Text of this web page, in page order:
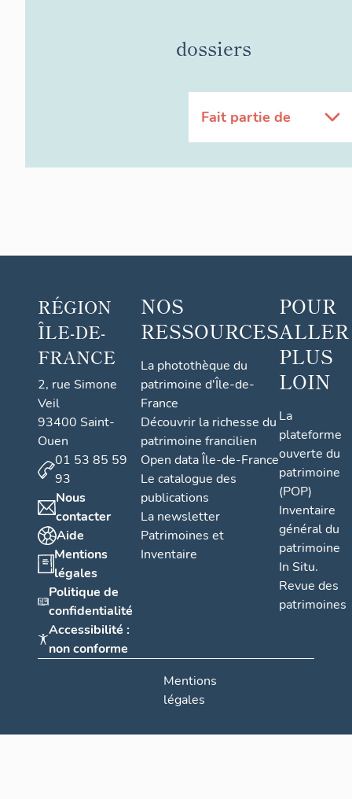
dossiers
Fait partie de
RÉGION
ÎLE-DE-
FRANCE
2, rue Simone
Veil
93400 Saint-
Ouen
01 53 85 59
93
Nous
contacter
Aide
Mentions
légales
Politique de
confidentialité
Accessibilité :
non conforme
NOS
RESSOURCES
La photothèque du
patrimoine d'Île-de-
France
Découvrir la richesse du
patrimoine francilien
Open data Île-de-France
Le catalogue des
publications
La newsletter
Patrimoines et
Inventaire
POUR
ALLER
PLUS
LOIN
La
plateforme
ouverte du
patrimoine
(POP)
Inventaire
général du
patrimoine
In Situ.
Revue des
patrimoines
Mentions
légales